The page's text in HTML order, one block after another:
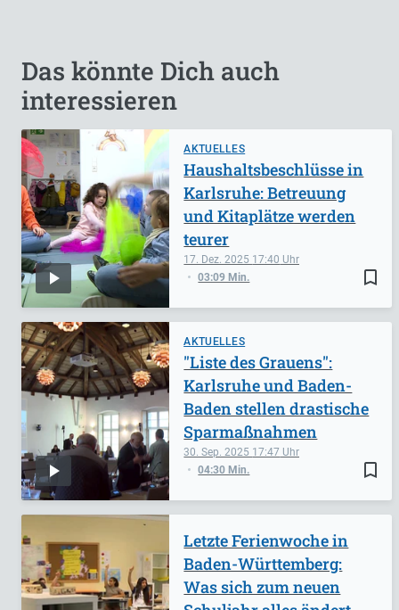
Das könnte Dich auch
interessieren
AKTUELLES
bookmark_border
17. Dez. 2025 17:40
03:09 Min.
Haushaltsbeschlüsse in
Karlsruhe: Betreuung
und Kitaplätze werden
teurer
AKTUELLES
bookmark_border
30. Sep. 2025 17:47
04:30 Min.
"Liste des Grauens":
Karlsruhe und Baden-
Baden stellen drastische
Sparmaßnahmen
Letzte Ferienwoche in
Baden-Württemberg:
Was sich zum neuen